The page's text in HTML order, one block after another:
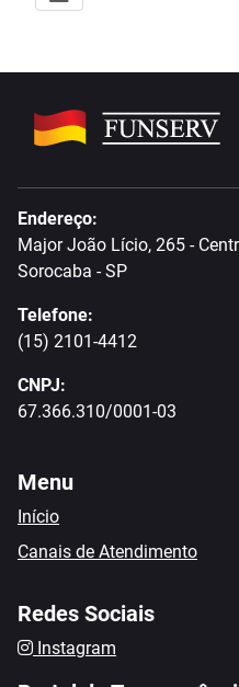
Endereço:
Major João Lício, 265 -
Sorocaba - SP
Telefone:
(15) 2101-4412
CNPJ:
67.366.310/0001-03
Menu
Início
Canais de Atendimento
Redes Sociais
Instagram